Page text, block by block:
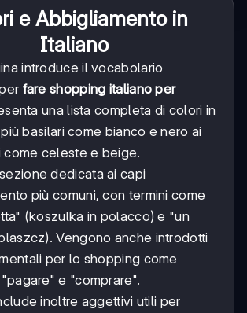
e Abbigliamento in
Italiano
introduce il vocabolario
fare shopping italiano per
una lista completa di colori in
basilari come bianco e nero ai
come celeste e beige.
dedicata ai capi
più comuni, con termini come
(koszulka in polacco) e "un
Vengono anche introdotti
per lo shopping come
e "comprare".
inoltre aggettivi utili per